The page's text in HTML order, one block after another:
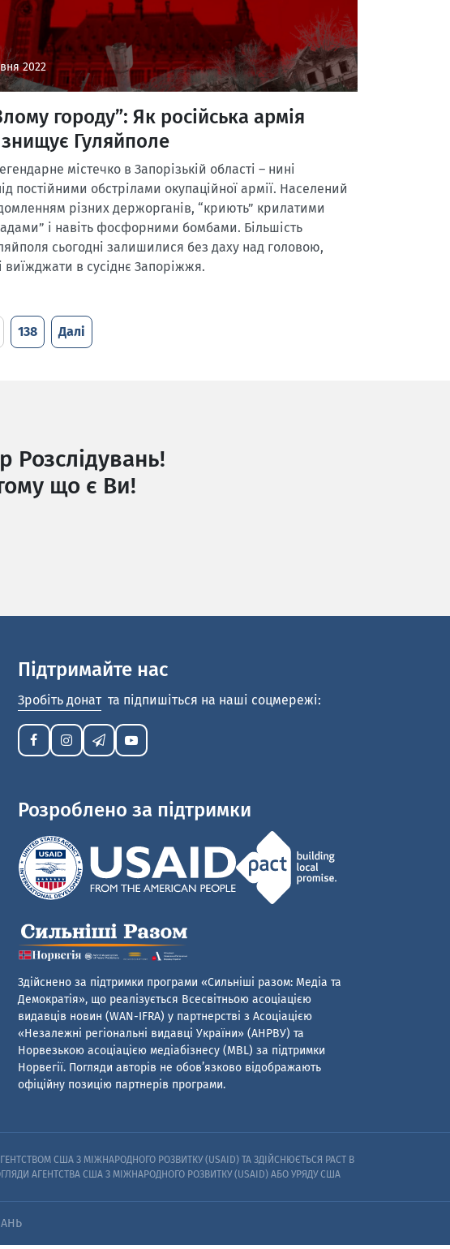
2022
городу”: Як російська армія
Гуляйполе
містечко в Запорізькій області – нині
постійними обстрілами окупаційної армії. Населений
різних держорганів, “криють” крилатими
і навіть фосфорними бомбами. Більшість
сьогодні залишилися без даху над головою,
в сусіднє Запоріжжя.
138 Далі
Розслідувань!
що є Ви!
Підтримайте нас
Зробіть донат та підпишіться на наші соцмережі:
Розроблено за підтримки
Здійснено за підтримки програми «Сильніші разом: Медіа та
Демократія», що реалізується Всесвітньою асоціацією
видавців новин (WAN-IFRA) у партнерстві з Асоціацією
«Незалежні регіональні видавці України» (АНРВУ) та
Норвезькою асоціацією медіабізнесу (MBL) за підтримки
Норвегії. Погляди авторів не обов’язково відображають
офіційну позицію партнерів програми.
США З МІЖНАРОДНОГО РОЗВИТКУ (USAID) ТА ЗДІЙСНЮЄТЬСЯ PACT В
АГЕНТСТВА США З МІЖНАРОДНОГО РОЗВИТКУ (USAID) АБО УРЯДУ США